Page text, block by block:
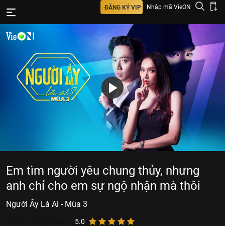
ĐĂNG KÝ VIP Nhập mã VieON
Em tìm người yêu chung thủy, nhưng
anh chỉ cho em sự ngộ nhận mà thôi
Người Ấy Là Ai - Mùa 3
5.0